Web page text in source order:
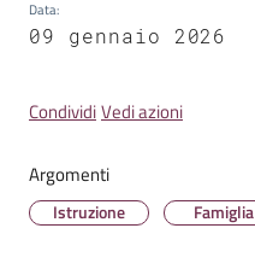
Tutti
argomenti...
Data:
09 gennaio 2026
CondividiVedi azioni
Argomenti
Istruzione Famiglia